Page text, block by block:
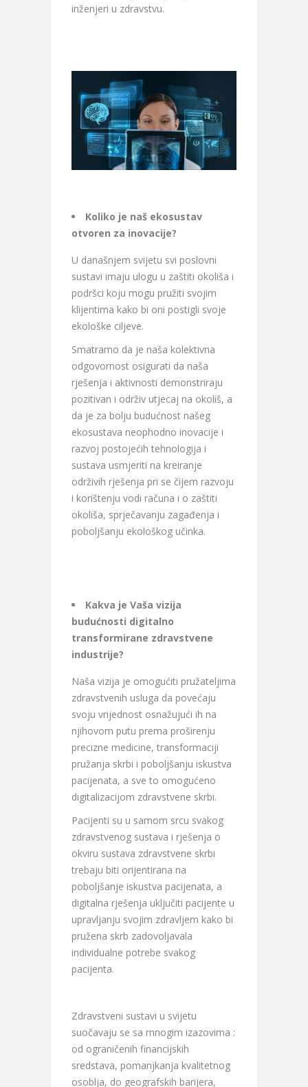
inženjeri u zdravstvu.
Koliko je naš ekosustav
otvoren za inovacije?
U današnjem svijetu svi poslovni
sustavi imaju ulogu u zaštiti okoliša i
podršci koju mogu pružiti svojim
klijentima kako bi oni postigli svoje
ekološke ciljeve.
Smatramo da je naša kolektivna
odgovornost osigurati da naša
rješenja i aktivnosti demonstriraju
pozitivan i održiv utjecaj na okoliš, a
da je za bolju budućnost našeg
ekosustava neophodno inovacije i
razvoj postojećih tehnologija i
sustava usmjeriti na kreiranje
održivih rješenja pri se čijem razvoju
i korištenju vodi računa i o zaštiti
okoliša, sprječavanju zagađenja i
poboljšanju ekološkog učinka.
Kakva je Vaša vizija
budućnosti digitalno
transformirane zdravstvene
industrije?
Naša vizija je omogućiti pružateljima
zdravstvenih usluga da povećaju
svoju vrijednost osnažujući ih na
njihovom putu prema proširenju
precizne medicine, transformaciji
pružanja skrbi i poboljšanju iskustva
pacijenata, a sve to omogućeno
digitalizacijom zdravstvene skrbi.
Pacijenti su u samom srcu svakog
zdravstvenog sustava i rješenja o
okviru sustava zdravstvene skrbi
trebaju biti orijentirana na
poboljšanje iskustva pacijenata, a
digitalna rješenja uključiti pacijente u
upravljanju svojim zdravljem kako bi
pružena skrb zadovoljavala
individualne potrebe svakog
pacijenta.
Zdravstveni sustavi u svijetu
suočavaju se sa mnogim izazovima :
od ograničenih financijskih
sredstava, pomanjkanja kvalitetnog
osoblja, do geografskih barijera,